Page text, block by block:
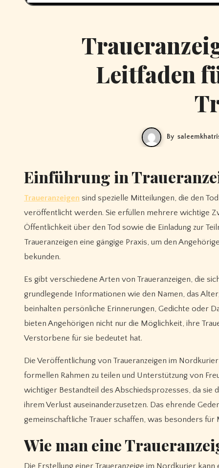
Leitfaden
By
Einführung in
Traueranzeigen sind spezielle Mitteilungen, die den
veröffentlicht werden. Sie erfüllen mehrere wichtige
Öffentlichkeit über den Tod sowie die Einladung zur
Traueranzeigen eine gängige Praxis, um den
bekunden.
Es gibt verschiedene Arten von Traueranzeigen, die
grundlegende Informationen wie den Namen, das
beinhalten persönliche Erinnerungen, Gedichte oder
bieten Angehörigen nicht nur die Möglichkeit, ihre
Verstorbene für sie bedeutet hat.
Die Veröffentlichung von Traueranzeigen im
formellen Rahmen zu teilen und Unterstützung von
wichtiger Bestandteil des Abschiedsprozesses, da
ihrem Verlust auseinanderzusetzen. Das ehrende
gemeinschaftliche Trauer schaffen, was besonders
Wie man eine
Die Erstellung einer Traueranzeige im Nordkurier